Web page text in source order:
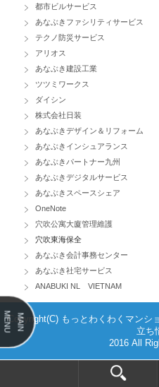
都市ビルサービス
あなぶきファシリティサービス
テクノ防災サービス
アリオス
あなぶき建設工業
ツツミワークス
ダイシン
株式会社日装
あなぶきデザイン＆リフォーム
あなぶきインシュアランス
あなぶきパートナー九州
あなぶきデジタルサービス
あなぶきスペースシェア
OneNote
穴吹公寓大廈管理維護
穴吹東海保全
あなぶき会計事務センター
あなぶき社宅サービス
ANABUKI NL VIETNAM
Copyright(C) もっとわくわくマンシ
立ち
2016 All
MAIN
MENU